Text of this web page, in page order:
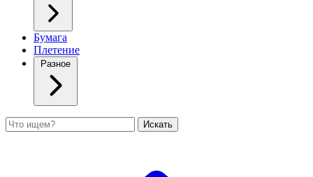
Бумага
Плетение
Разное
Поиск Искать